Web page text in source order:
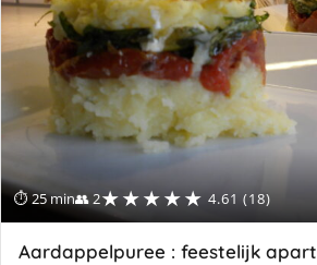
⏱ 25 min👥 2★★★★★ 4.61 (18)
Aardappelpuree : feestelijk apart